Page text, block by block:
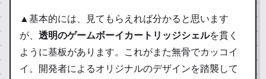
▲基本的には、見てもらえれば分かると思います
が、 透明のゲームボーイカートリッジシェルを貫く
ように基板があります。これがまた無骨でカッコイ
イ。開発者によるオリジナルのデザインを踏襲して